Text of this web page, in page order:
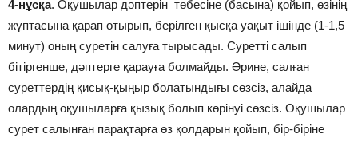
4-нұсқа. Оқушылар дәптерін төбесіне (басына) қойып, өзінің
жұптасына қарап отырып, берілген қысқа уақыт ішінде (1-1,5
минут) оның суретін салуға тырысады. Суретті салып
бітіргенше, дәптерге қарауға болмайды. Әрине, салған
суреттердің қисық-қыңыр болатындығы сөзсіз, алайда
олардың оқушыларға қызық болып көрінуі сөзсіз. Оқушылар
сурет салынған парақтарға өз қолдарын қойып, бір-біріне